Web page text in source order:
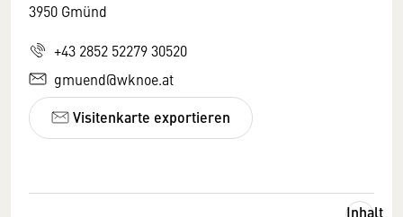
3950 Gmünd
+43 2852 52279 30520
gmuend@wknoe.at
Visitenkarte exportieren
Inhalt